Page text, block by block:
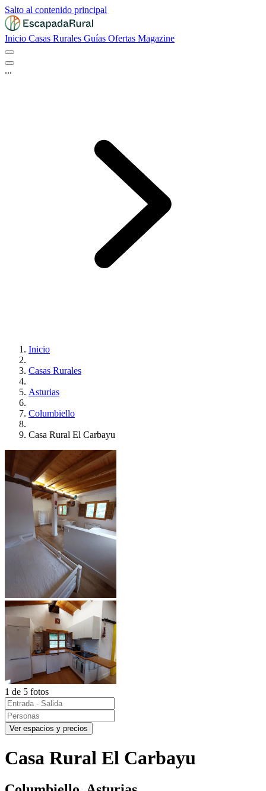
Salto al contenido principal
Inicio Casas Rurales Guías Ofertas Magazine
...
Inicio
Casas Rurales
Asturias
Columbiello
Casa Rural El Carbayu
1 de 5 fotos
Ver espacios y precios
Casa Rural El Carbayu